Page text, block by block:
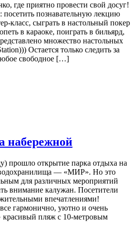
где приятно провести свой досуг!
познавательную лекцию
класс, сыграть в настольный покер
в караоке, поиграть в бильярд,
множество настольных
Остается только следить за
свободное […]
прошло открытие парка отдыха на
— «МИР». Но это
для различных мероприятий
внимание калужан. Посетители
впечатлениями!
гармонично, уютно и очень
красивый пляж с 10-метровым